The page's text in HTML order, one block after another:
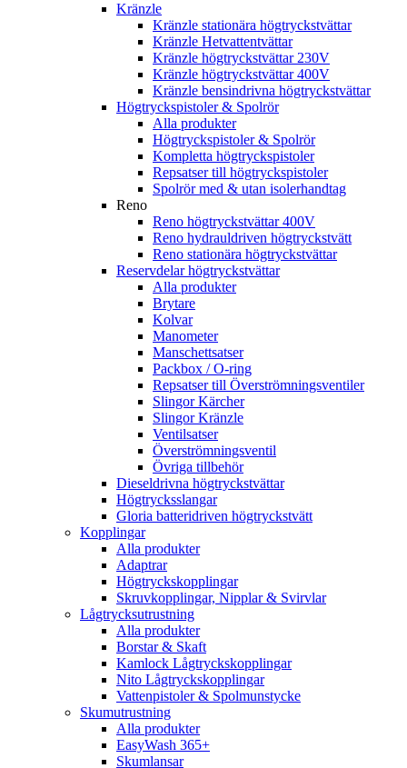
Kränzle
Kränzle stationära högtryckstvättar
Kränzle Hetvattentvättar
Kränzle högtryckstvättar 230V
Kränzle högtryckstvättar 400V
Kränzle bensindrivna högtryckstvättar
Högtryckspistoler & Spolrör
Alla produkter
Högtryckspistoler & Spolrör
Kompletta högtryckspistoler
Repsatser till högtryckspistoler
Spolrör med & utan isolerhandtag
Reno
Reno högtryckstvättar 400V
Reno hydrauldriven högtryckstvätt
Reno stationära högtryckstvättar
Reservdelar högtryckstvättar
Alla produkter
Brytare
Kolvar
Manometer
Manschettsatser
Packbox / O-ring
Repsatser till Överströmningsventiler
Slingor Kärcher
Slingor Kränzle
Ventilsatser
Överströmningsventil
Övriga tillbehör
Dieseldrivna högtryckstvättar
Högtrycksslangar
Gloria batteridriven högtryckstvätt
Kopplingar
Alla produkter
Adaptrar
Högtryckskopplingar
Skruvkopplingar, Nipplar & Svirvlar
Lågtrycksutrustning
Alla produkter
Borstar & Skaft
Kamlock Lågtryckskopplingar
Nito Lågtryckskopplingar
Vattenpistoler & Spolmunstycke
Skumutrustning
Alla produkter
EasyWash 365+
Skumlansar